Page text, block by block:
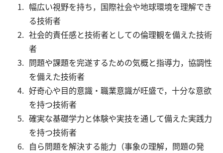
幅広い視野を持ち，国際社会や地球環境を理解でき
る技術者
社会的責任感と技術者としての倫理観を備えた技術
者
問題や課題を完遂するための気概と指導力，協調性
を備えた技術者
好奇心や目的意識・職業意識が旺盛で，十分な意欲
を持つ技術者
確実な基礎学力と体験や実技を通して備えた実践力
を持つ技術者
自ら問題を解決する能力（事象の理解，問題の発